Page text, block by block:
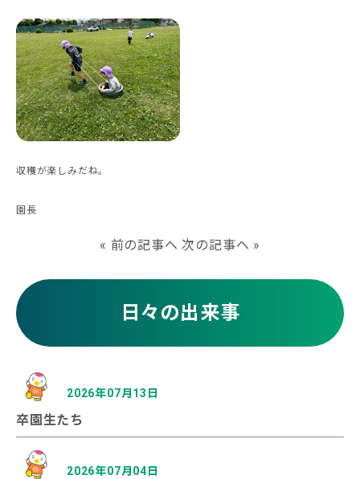
収穫が楽しみだね。
園長
« 前の記事へ 次の記事へ »
日々の出来事
2026年07月13日
卒園生たち
2026年07月04日